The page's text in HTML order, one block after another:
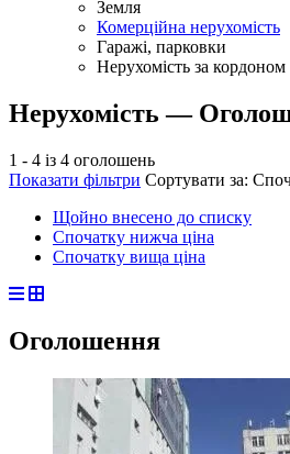
Земля
Комерційна нерухомість
Гаражі, парковки
Нерухомість за кордоном
Нерухомість —
1 - 4 із 4 оголошень
Показати фільтри Сортувати за:
Щойно внесено до списку
Спочатку нижча ціна
Спочатку вища ціна
Оголошення